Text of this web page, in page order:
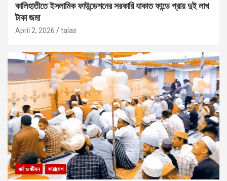
কালিহাতীতে ইসলামিক ফাউন্ডেশনের সরকারি যাকাত ফান্ডে প্রায় দুই লাখ
টাকা জমা
April 2, 2026 talas
ধর্ম ও জীবন সারাদেশ